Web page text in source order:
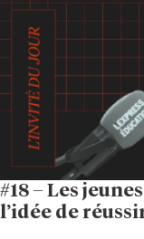
#18 – Les
l’idée de